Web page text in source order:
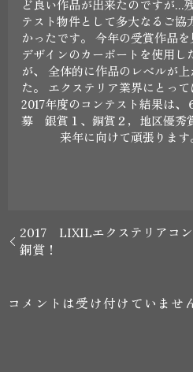
ど良い作品が出来たのですが…
テスト物件として多大なるご協
かったです。 今年の受賞作品
デザインのカーポートを使用し
が、 全体的に作品のレベルが
た。 エクステリア業界にとって
2017年度のコンテスト結果は
募 銀賞１、銅賞２，地区優秀
来年に向けて頑張ります
2017 LIXILエクステリアコ
銅賞！
コメントは受け付けていませ